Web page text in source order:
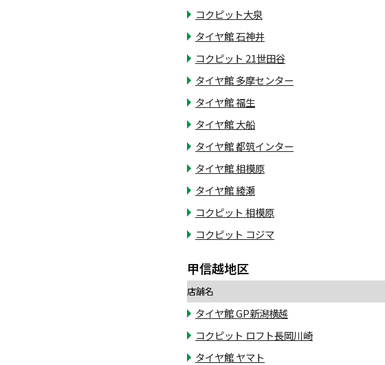
コクピット大泉
タイヤ館 石神井
コクピット 21世田谷
タイヤ館 多摩センター
タイヤ館 福生
タイヤ館 大船
タイヤ館 都筑インター
タイヤ館 相模原
タイヤ館 綾瀬
コクピット 相模原
コクピット コジマ
甲信越地区
店舗名
タイヤ館 GP新潟横越
コクピット ロフト長岡川崎
タイヤ館 ヤマト